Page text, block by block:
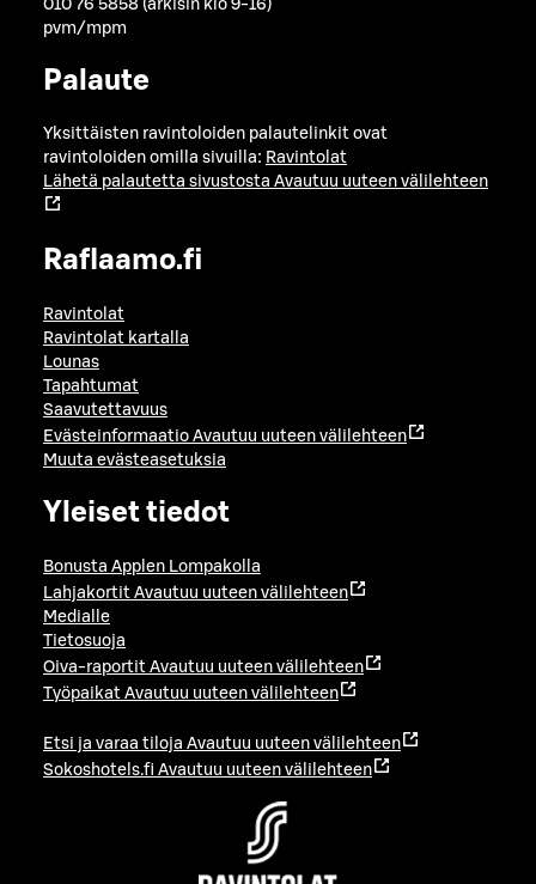
010 76 5858 (arkisin klo 9-16)
pvm/mpm
Palaute
Yksittäisten ravintoloiden palautelinkit ovat
ravintoloiden omilla sivuilla: Ravintolat
Lähetä palautetta sivustosta Avautuu uuteen välilehteen
Raflaamo.fi
Ravintolat
Ravintolat kartalla
Lounas
Tapahtumat
Saavutettavuus
Evästeinformaatio Avautuu uuteen välilehteen
Muuta evästeasetuksia
Yleiset tiedot
Bonusta Applen Lompakolla
Lahjakortit Avautuu uuteen välilehteen
Medialle
Tietosuoja
Oiva-raportit Avautuu uuteen välilehteen
Työpaikat Avautuu uuteen välilehteen
Etsi ja varaa tiloja Avautuu uuteen välilehteen
Sokoshotels.fi Avautuu uuteen välilehteen